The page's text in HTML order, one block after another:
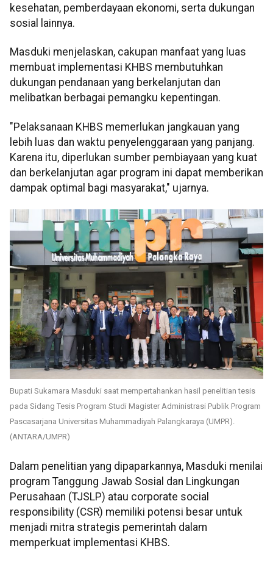
kesehatan, pemberdayaan ekonomi, serta dukungan
sosial lainnya.
Masduki menjelaskan, cakupan manfaat yang luas
membuat implementasi KHBS membutuhkan
dukungan pendanaan yang berkelanjutan dan
melibatkan berbagai pemangku kepentingan.
"Pelaksanaan KHBS memerlukan jangkauan yang
lebih luas dan waktu penyelenggaraan yang panjang.
Karena itu, diperlukan sumber pembiayaan yang kuat
dan berkelanjutan agar program ini dapat memberikan
dampak optimal bagi masyarakat," ujarnya.
Bupati Sukamara Masduki saat mempertahankan hasil penelitian tesis
pada Sidang Tesis Program Studi Magister Administrasi Publik Program
Pascasarjana Universitas Muhammadiyah Palangkaraya (UMPR).
(ANTARA/UMPR)
Dalam penelitian yang dipaparkannya, Masduki menilai
program Tanggung Jawab Sosial dan Lingkungan
Perusahaan (TJSLP) atau corporate social
responsibility (CSR) memiliki potensi besar untuk
menjadi mitra strategis pemerintah dalam
memperkuat implementasi KHBS.